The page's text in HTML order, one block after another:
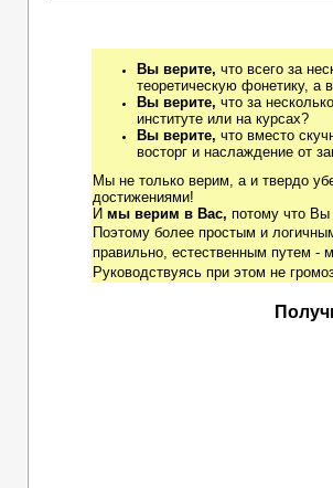
Вы верите, что всего за
теоретическую фонетику, а
Вы верите, что за
институте или на курсах?
Вы верите, что вместо
восторг и наслаждение от
Мы не только верим, а и твердо
достижениями!
И мы верим в Вас, потому что Вы
Поэтому более простым и
правильно, естественным путем -
Руководствуясь при этом не